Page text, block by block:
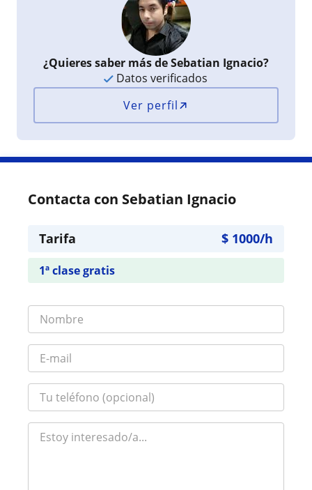
¿Quieres saber más de Sebatian Ignacio?
Datos verificados
Ver perfil
Contacta con Sebatian Ignacio
Tarifa $ 1000/h
1ª clase gratis